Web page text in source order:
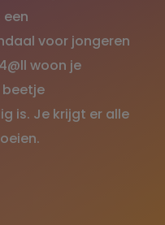
een
voor jongeren
woon je
beetje
is. Je krijgt er alle